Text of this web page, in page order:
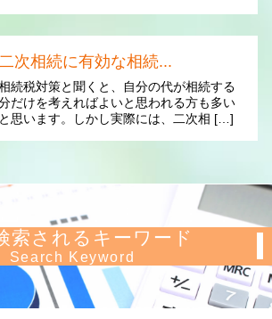
二次相続に有効な相続...
続税対策と聞くと、自分の代が相続する
だけを考えればよいと思われる方も多い
と思います。しかし実際には、二次相 […]
索されるキーワード
Search Keyword